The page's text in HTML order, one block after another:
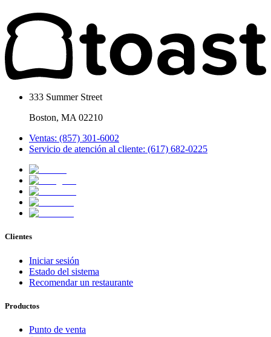
333 Summer Street
Boston, MA 02210
Ventas: (857) 301-6002
Servicio de atención al cliente: (617) 682-0225
Clientes
Iniciar sesión
Estado del sistema
Recomendar un restaurante
Productos
Punto de venta